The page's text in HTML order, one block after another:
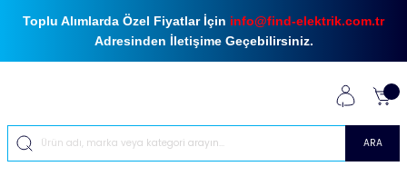
Toplu Alımlarda Özel Fiyatlar İçin info@find-elektrik.com.tr
Adresinden İletişime Geçebilirsiniz.
ARA